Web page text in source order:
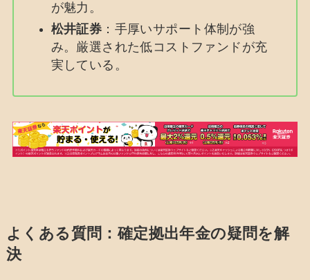
が魅力。
松井証券 ：手厚いサポート体制が強
み。厳選された低コストファンドが充
実している。
よくある質問：確定拠出年金の疑問を解
決